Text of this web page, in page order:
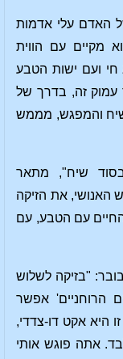
האדם עלי אדמות
מקיים עם הווית
חי ועם ישות הטבע
עמוק זה, בדרך של
והמפגש, מממש
שיח", מתאר
האנושי, את הזיקה
עם הטבע, עם
"בזיקה לשלוש
הרוחניים' אפשר
היא אקט דו-צדדי,
אתה פוגש אותי